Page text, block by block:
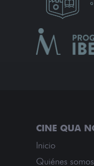
Inicio
Quiénes somos